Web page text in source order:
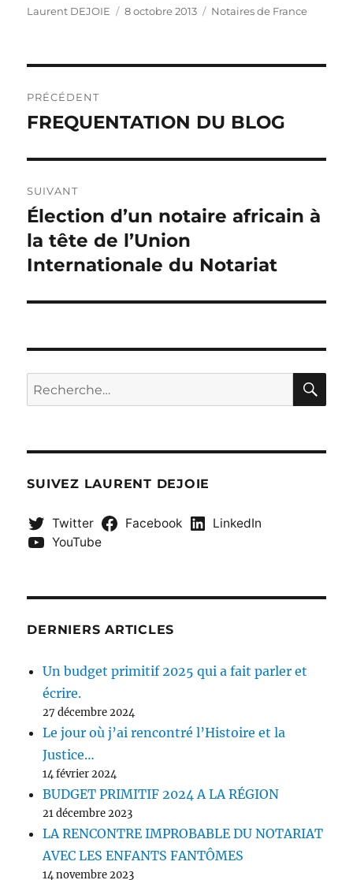
Auteur
Laurent DEJOIE
Publié
8 octobre 2013 Catégories
Notaires de France
de
PRÉCÉDENT
Publication
FREQUENTATION DU BLOG
SUIVANT
Publication
suivante :
Élection d’un notaire africain à
la tête de l’Union
Internationale du Notariat
Recherche
pour :
SUIVEZ LAURENT DEJOIE
Twitter Facebook
LinkedIn
YouTube
DERNIERS ARTICLES
Un budget primitif 2025 qui a fait parler et
écrire.
27 décembre 2024
Le jour où j’ai rencontré l’Histoire et la
Justice…
14 février 2024
BUDGET PRIMITIF 2024 A LA RÉGION
21 décembre 2023
LA RENCONTRE IMPROBABLE DU NOTARIAT
AVEC LES ENFANTS FANTÔMES
14 novembre 2023